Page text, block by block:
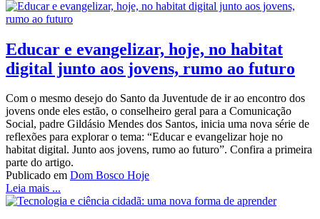
Educar e evangelizar, hoje, no habitat
digital junto aos jovens, rumo ao futuro
Com o mesmo desejo do Santo da Juventude de ir ao encontro dos
jovens onde eles estão, o conselheiro geral para a Comunicação
Social, padre Gildásio Mendes dos Santos, inicia uma nova série de
reflexões para explorar o tema: “Educar e evangelizar hoje no
habitat digital. Junto aos jovens, rumo ao futuro”. Confira a primeira
parte do artigo.
Publicado em Dom Bosco Hoje
Leia mais ...